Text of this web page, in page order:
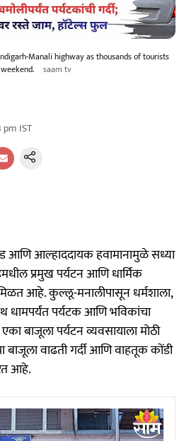
Manali highway as thousands of tourists
saam tv
pm IST
आणि आल्हाददायक हवामानामुळे सध्या
प्रमुख पर्यटन आणि धार्मिक
मिळत आहे. कुल्लू-मनालीपासून धर्मशाला,
धामपर्यंत पर्यटक आणि भविकांचा
बाजूला पर्यटन व्यवसायाला मोठी
वाढती गर्दी आणि वाहतूक कोंडी
आहे.